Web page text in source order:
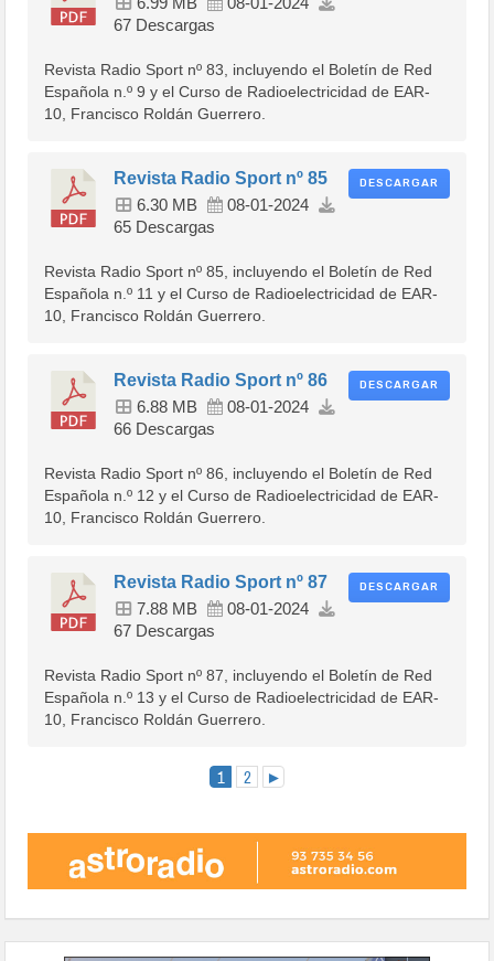
67 Descargas
Revista Radio Sport nº 83, incluyendo el Boletín de Red
Española n.º 9 y el Curso de Radioelectricidad de EAR-
10, Francisco Roldán Guerrero.
DESCARGAR
Revista Radio Sport nº 85
6.30 MB
08-01-2024
65 Descargas
Revista Radio Sport nº 85, incluyendo el Boletín de Red
Española n.º 11 y el Curso de Radioelectricidad de EAR-
10, Francisco Roldán Guerrero.
DESCARGAR
Revista Radio Sport nº 86
6.88 MB
08-01-2024
66 Descargas
Revista Radio Sport nº 86, incluyendo el Boletín de Red
Española n.º 12 y el Curso de Radioelectricidad de EAR-
10, Francisco Roldán Guerrero.
DESCARGAR
Revista Radio Sport nº 87
7.88 MB
08-01-2024
67 Descargas
Revista Radio Sport nº 87, incluyendo el Boletín de Red
Española n.º 13 y el Curso de Radioelectricidad de EAR-
10, Francisco Roldán Guerrero.
1 2 ►